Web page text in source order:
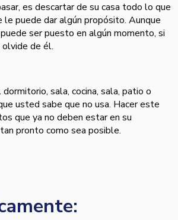
es descartar de su casa todo lo que
le puede dar algún propósito. Aunque
ser puesto en algún momento, si
de él.
sala, cocina, sala, patio o
usted sabe que no usa. Hacer este
que ya no deben estar en su
pronto como sea posible.